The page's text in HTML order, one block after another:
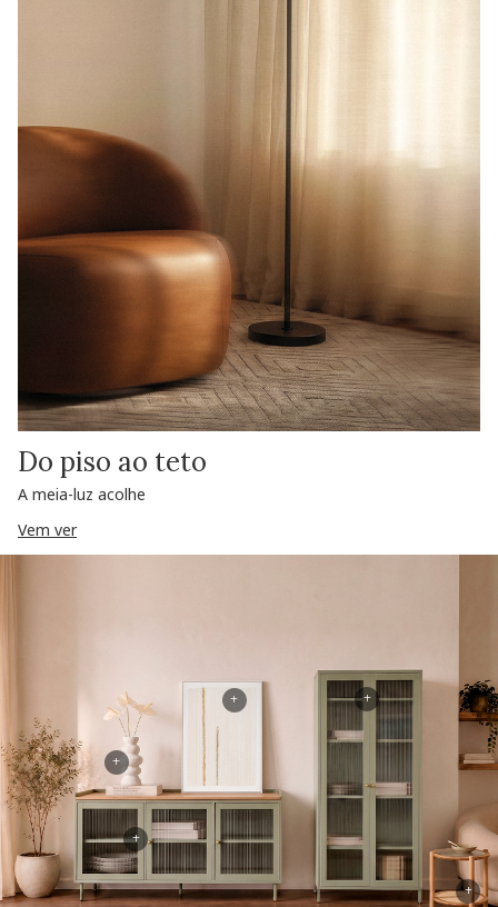
Do piso ao teto
A meia-luz acolhe
Vem ver
+
+
+
+
+